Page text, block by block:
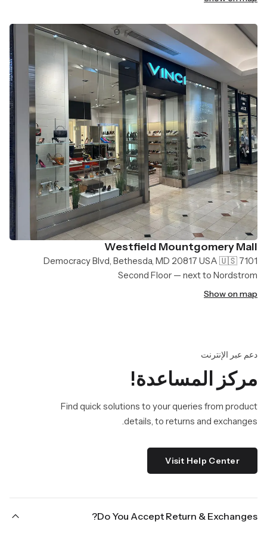
Westfield Mountgomery Mall
7101 Democracy Blvd, Bethesda, MD 20817 USA 🇺🇸
Second Floor — next to Nordstrom
Show on map
دعم عبر الإنترنت
مركز المساعدة!
Find quick solutions to your queries from product
details, to returns and exchanges.
Visit Help Center
Do You Accept Return & Exchanges?